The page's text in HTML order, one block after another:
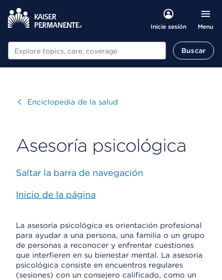
Inicie sesión Menu
Buscar Buscar
Visitar
Enciclopedia de la salud
Asesoría psicológica
Saltar la barra de navegación
Inicio de la página
La asesoría psicológica es orientación profesional
para ayudar a una persona, una familia o un grupo
de personas a reconocer y enfrentar cuestiones
que interfieren en su bienestar mental. La asesoría
psicológica consiste en encuentros regulares
(sesiones) con un consejero calificado, como un